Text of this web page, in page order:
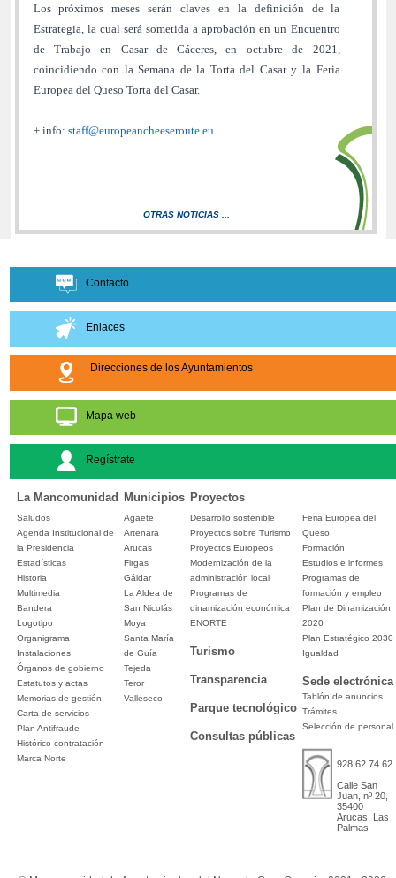
Los próximos meses serán claves en la definición de la
Estrategia, la cual será sometida a aprobación en un Encuentro
de Trabajo en Casar de Cáceres, en octubre de 2021,
coincidiendo con la Semana de la Torta del Casar y la Feria
Europea del Queso Torta del Casar.
+ info: staff@europeancheeseroute.eu
OTRAS NOTICIAS ...
Contacto
Enlaces
Direcciones de los Ayuntamientos
Mapa web
Regístrate
La Mancomunidad Municipios Proyectos
Saludos
Agenda Institucional de
la Presidencia
Estadísticas
Historia
Multimedia
Bandera
Logotipo
Organigrama
Instalaciones
Órganos de gobierno
Estatutos y actas
Memorias de gestión
Carta de servicios
Plan Antifraude
Histórico contratación
Marca Norte
Agaete
Artenara
Arucas
Firgas
Gáldar
La Aldea de
San Nicolás
Moya
Santa María
de Guía
Tejeda
Teror
Valleseco
Desarrollo sostenible
Proyectos sobre Turismo
Proyectos Europeos
Modernización de la
administración local
Programas de
dinamización económica
ENORTE
Turismo
Transparencia
Parque tecnológico
Consultas públicas
Feria Europea del
Queso
Formación
Estudios e informes
Programas de
formación y empleo
Plan de Dinamización
2020
Plan Estratégico 2030
Igualdad
Sede electrónica
Tablón de anuncios
Trámites
Selección de personal
928 62 74 62
Calle San
Juan, nº 20,
35400
Arucas, Las
Palmas